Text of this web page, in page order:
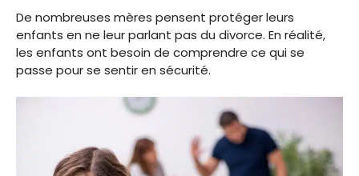
De nombreuses mères pensent protéger leurs
enfants en ne leur parlant pas du divorce. En réalité,
les enfants ont besoin de comprendre ce qui se
passe pour se sentir en sécurité.